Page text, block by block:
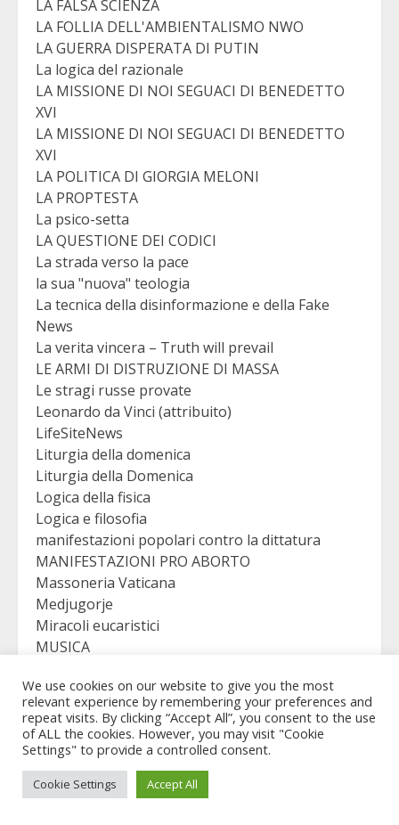
LA FALSA SCIENZA
LA FOLLIA DELL'AMBIENTALISMO NWO
LA GUERRA DISPERATA DI PUTIN
La logica del razionale
LA MISSIONE DI NOI SEGUACI DI BENEDETTO
XVI
LA MISSIONE DI NOI SEGUACI DI BENEDETTO
XVI
LA POLITICA DI GIORGIA MELONI
LA PROPTESTA
La psico-setta
LA QUESTIONE DEI CODICI
La strada verso la pace
la sua "nuova" teologia
La tecnica della disinformazione e della Fake
News
La verita vincera – Truth will prevail
LE ARMI DI DISTRUZIONE DI MASSA
Le stragi russe provate
Leonardo da Vinci (attribuito)
LifeSiteNews
Liturgia della domenica
Liturgia della Domenica
Logica della fisica
Logica e filosofia
manifestazioni popolari contro la dittatura
MANIFESTAZIONI PRO ABORTO
Massoneria Vaticana
Medjugorje
Miracoli eucaristici
MUSICA
NAZISMO
Omelia
omelia
OMELIA – SINTESI
Paladini della Scienza
Papi
We use cookies on our website to give you the most
relevant experience by remembering your preferences and
repeat visits. By clicking “Accept All”, you consent to the use
of ALL the cookies. However, you may visit "Cookie
Settings" to provide a controlled consent.
Cookie Settings Accept All